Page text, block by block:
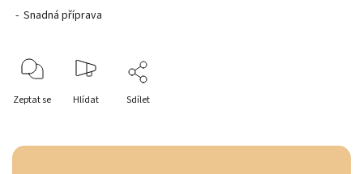
- Snadná příprava
Zeptat se Hlídat Sdílet